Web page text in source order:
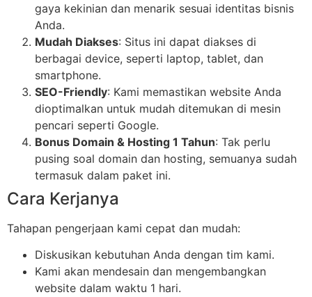
gaya kekinian dan menarik sesuai identitas bisnis
Anda.
Mudah Diakses: Situs ini dapat diakses di
berbagai device, seperti laptop, tablet, dan
smartphone.
SEO-Friendly: Kami memastikan website Anda
dioptimalkan untuk mudah ditemukan di mesin
pencari seperti Google.
Bonus Domain & Hosting 1 Tahun: Tak perlu
pusing soal domain dan hosting, semuanya sudah
termasuk dalam paket ini.
Cara Kerjanya
Tahapan pengerjaan kami cepat dan mudah:
Diskusikan kebutuhan Anda dengan tim kami.
Kami akan mendesain dan mengembangkan
website dalam waktu 1 hari.